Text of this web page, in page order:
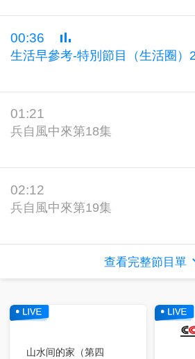
00:36
生活早參考-特別節目（生活圈）
01:21
兵自風中來第18集
02:12
兵自風中來第19集
查看完整節目單
山水间的家（第四